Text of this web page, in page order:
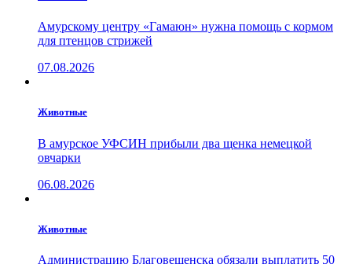
Амурскому центру «Гамаюн» нужна помощь с кормом
для птенцов стрижей
07.08.2026
Животные
В амурское УФСИН прибыли два щенка немецкой
овчарки
06.08.2026
Животные
Администрацию Благовещенска обязали выплатить 50